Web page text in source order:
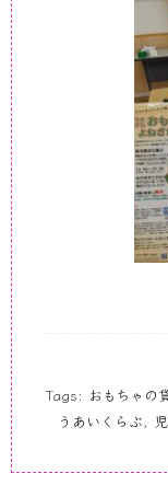
Tags: おもちゃの
うあいくらぶ,